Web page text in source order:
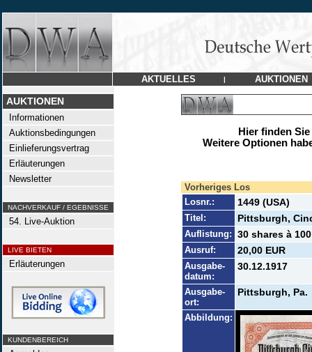
AKTUELLES | AUKTIONEN
AUKTIONEN
Informationen
Auktionsbedingungen
Einlieferungsvertrag
Erläuterungen
Newsletter
NACHVERKAUF / EGEBNISSE
54. Live-Auktion
LIVE BIETEN
Erläuterungen
KUNDENBEREICH
Hier finden
Weitere Optionen
Vorheriges Los
Losnr.:
1449 (USA)
Titel: Pittsburgh,
Auflistung: 30 shares à
Ausruf: 20,00 EUR
Ausgabe-
datum:
30.12.1917
Ausgabe-
ort:
Pittsburgh, Pa.
Abbildung: